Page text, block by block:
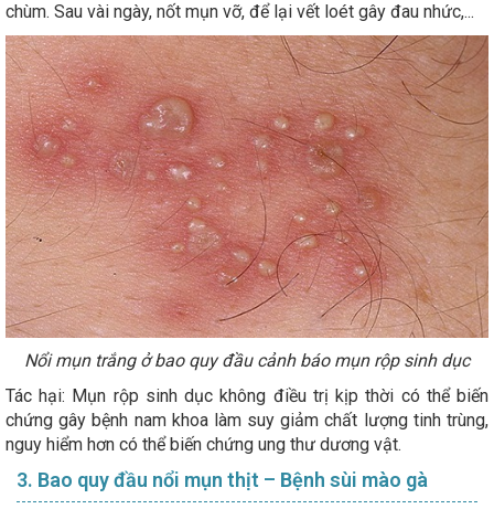
chùm. Sau vài ngày, nốt mụn vỡ, để lại vết loét gây đau nhức,...
Nổi mụn trắng ở bao quy đầu cảnh báo mụn rộp sinh dục
Tác hại: Mụn rộp sinh dục không điều trị kịp thời có thể biến
chứng gây bệnh nam khoa làm suy giảm chất lượng tinh trùng,
nguy hiểm hơn có thể biến chứng ung thư dương vật.
3. Bao quy đầu nổi mụn thịt – Bệnh sùi mào gà